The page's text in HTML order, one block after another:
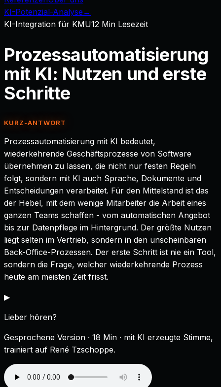
KI-Potenzial-Analyse →
KI-Integration für KMU12 Min Lesezeit
Prozessautomatisierung
mit KI: Nutzen und erste
Schritte
KURZ-ANTWORT
Prozessautomatisierung mit KI bedeutet,
wiederkehrende Geschäftsprozesse von Software
übernehmen zu lassen, die nicht nur festen Regeln
folgt, sondern mit KI auch Sprache, Dokumente und
Entscheidungen verarbeitet. Für den Mittelstand ist das
der Hebel, mit dem wenige Mitarbeiter die Arbeit eines
ganzen Teams schaffen - vom automatischen Angebot
bis zur Datenpflege im Hintergrund. Der größte Nutzen
liegt selten im Vertrieb, sondern in den unscheinbaren
Back-Office-Prozessen. Der erste Schritt ist nie ein Tool,
sondern die Frage, welcher wiederkehrende Prozess
heute am meisten Zeit frisst.
▶
Lieber hören?
Gesprochene Version · 18 Min · mit KI erzeugte Stimme,
trainiert auf René Tzschoppe.